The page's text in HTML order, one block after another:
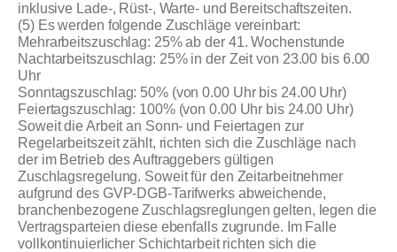
inklusive Lade-, Rüst-, Warte- und Bereitschaftszeiten.
(5) Es werden folgende Zuschläge vereinbart:
Mehrarbeitszuschlag: 25% ab der 41. Wochenstunde
Nachtarbeitszuschlag: 25% in der Zeit von 23.00 bis 6.00
Uhr
Sonntagszuschlag: 50% (von 0.00 Uhr bis 24.00 Uhr)
Feiertagszuschlag: 100% (von 0.00 Uhr bis 24.00 Uhr)
Soweit die Arbeit an Sonn- und Feiertagen zur
Regelarbeitszeit zählt, richten sich die Zuschläge nach
der im Betrieb des Auftraggebers gültigen
Zuschlagsregelung. Soweit für den Zeitarbeitnehmer
aufgrund des GVP-DGB-Tarifwerks abweichende,
branchenbezogene Zuschlagsreglungen gelten, legen die
Vertragsparteien diese ebenfalls zugrunde. Im Falle
vollkontinuierlicher Schichtarbeit richten sich die